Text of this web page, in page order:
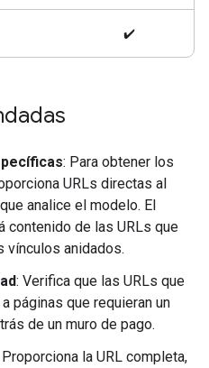
✔️
: Para obtener los
URLs directas al
analice el modelo. El
contenido de las URLs que
vínculos anidados.
: Verifica que las URLs que
páginas que requieran un
de un muro de pago.
Proporciona la URL completa,